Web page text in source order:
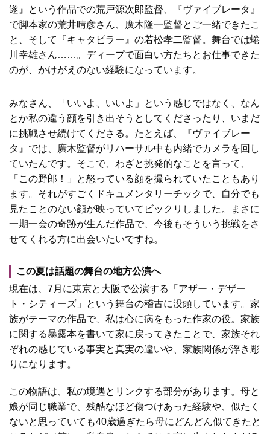
遂』という作品での荒戸源次郎監督、『ヴァイブレータ』
で脚本家の荒井晴彦さん、廣木隆一監督とご一緒できたこ
と、そして『キャタピラー』の若松孝二監督。舞台では蜷
川幸雄さん……。ディープで面白い方たちとお仕事できた
のが、かけがえのない経験になっています。
みなさん、「いいよ、いいよ」という感じではなく、なん
とか私の違う顔を引き出そうとしてくださったり、いまだ
に挑戦させ続けてくださる。たとえば、『ヴァイブレー
タ』では、廣木監督がリハーサル中も内緒でカメラを回し
ていたんです。そこで、わざと挑発的なことを言って、
「この野郎！」と怒っている顔を撮られていたこともあり
ます。それがすごくドキュメンタリーチックで、自分でも
見たことのない顔が映っていてビックリしました。まさに
一期一会の奇跡が生んだ作品で、今後もそういう挑戦をさ
せてくれる方に出会いたいですね。
この夏は話題の舞台の地方公演へ
現在は、7月に東京と大阪で公演する「アザー・デザー
ト・シティーズ」という舞台の稽古に没頭しています。家
族がテーマの作品で、私は心に病をもった作家の役。家族
に関する暴露本を書いて家に戻ってきたことで、家族それ
ぞれの感じている事実と真実の違いや、家族関係が浮き彫
りになります。
この物語は、私の境遇とリンクする部分があります。母と
娘が同じ職業で、残酷なほど傷つけあった経験や、似たく
ないと思っていても40歳過ぎたら母にどんどん似てきたと